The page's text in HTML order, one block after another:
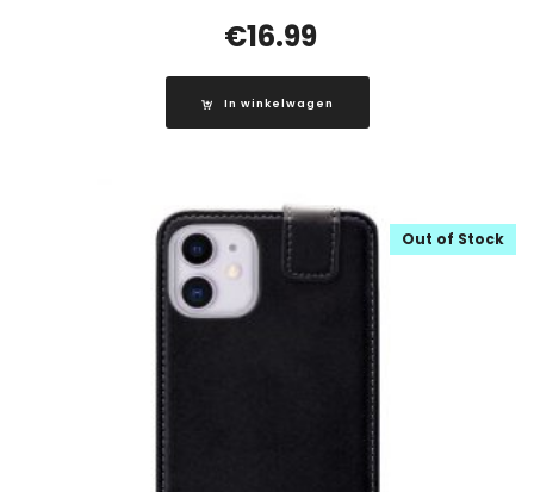
€16.99
In winkelwagen
Out of Stock